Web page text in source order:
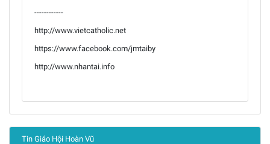
------------
http://www.vietcatholic.net
https://www.facebook.com/jmtaiby
http://www.nhantai.info
Tin Giáo Hội Hoàn Vũ